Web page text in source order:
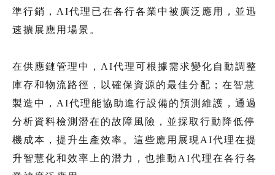
準行銷，AI代理已在各行各業中被廣泛應用，並迅
速擴展應用場景。
在供應鏈管理中，AI代理可根據需求變化自動調整
庫存和物流路徑，以確保資源的最佳分配；在智慧
製造中，AI代理能協助進行設備的預測維護，通過
分析資料檢測潛在的故障風險，並採取行動降低停
機成本，提升生產效率。這些應用展現AI代理在提
升智慧化和效率上的潛力，也推動AI代理在各行各